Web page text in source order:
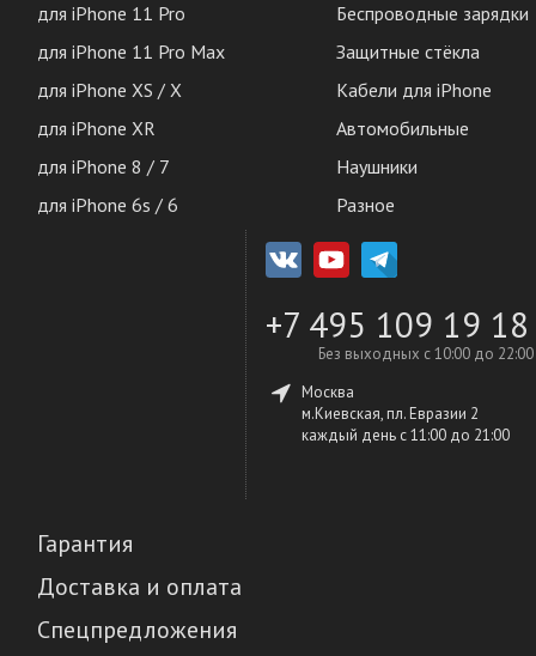
для iPhone 11 Pro
для iPhone 11 Pro Max
для iPhone XS / X
для iPhone XR
для iPhone 8 / 7
для iPhone 6s / 6
Беспроводные зарядки
Защитные стёкла
Кабели для iPhone
Автомобильные
Наушники
Разное
+7 495 109 19 18
Без выходных с 10:00 до 22:00
Москва
м.Киевская, пл. Евразии 2
каждый день c 11:00 до 21:00
Гарантия
Доставка и оплата
Спецпредложения